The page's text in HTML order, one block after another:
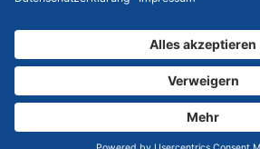
© 2026 ESSKA.de